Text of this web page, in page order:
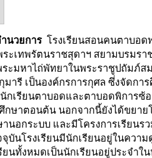
วยการ โรงเรียนสอนคนตาบอด
ะเทพรัตนราชสุดาฯ สยามบรมรา
ะมหาไถ่พัทยาในพระราชูปถัมภ์ส
มารี เป็นองค์กรการกุศล ซึ่งจัดกา
เรียนตาบอดและตาบอดพิการซ้
ษาตอนต้น นอกจากนี้ยังได้ขยาย
นอกระบบ และมีโครงการเรียนร
บันโรงเรียนมีนักเรียนอยู่ในควา
ยนทั้งหมดเป็นนักเรียนอยู่ประจำใ